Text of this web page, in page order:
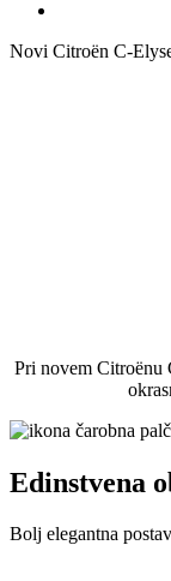
Novi Citroën C-
Pri novem Citroënu
Edinstvena
Bolj elegantna